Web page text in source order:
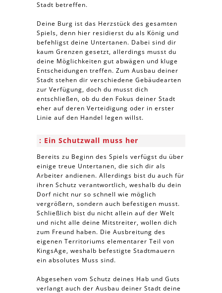
Stadt betreffen.
Deine Burg ist das Herzstück des gesamten
Spiels, denn hier residierst du als König und
befehligst deine Untertanen. Dabei sind dir
kaum Grenzen gesetzt, allerdings musst du
deine Möglichkeiten gut abwägen und kluge
Entscheidungen treffen. Zum Ausbau deiner
Stadt stehen dir verschiedene Gebäudearten
zur Verfügung, doch du musst dich
entschließen, ob du den Fokus deiner Stadt
eher auf deren Verteidigung oder in erster
Linie auf den Handel legen willst.
Ein Schutzwall muss her
Bereits zu Beginn des Spiels verfügst du über
einige treue Untertanen, die sich dir als
Arbeiter andienen. Allerdings bist du auch für
ihren Schutz verantwortlich, weshalb du dein
Dorf nicht nur so schnell wie möglich
vergrößern, sondern auch befestigen musst.
Schließlich bist du nicht allein auf der Welt
und nicht alle deine Mitstreiter, wollen dich
zum Freund haben. Die Ausbreitung des
eigenen Territoriums elementarer Teil von
KingsAge, weshalb befestigte Stadtmauern
ein absolutes Muss sind.
Abgesehen vom Schutz deines Hab und Guts
verlangt auch der Ausbau deiner Stadt deine